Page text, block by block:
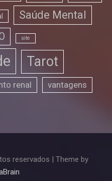
Saúde Mental
site
Tarot
renal
vantagens
reservados | Theme by